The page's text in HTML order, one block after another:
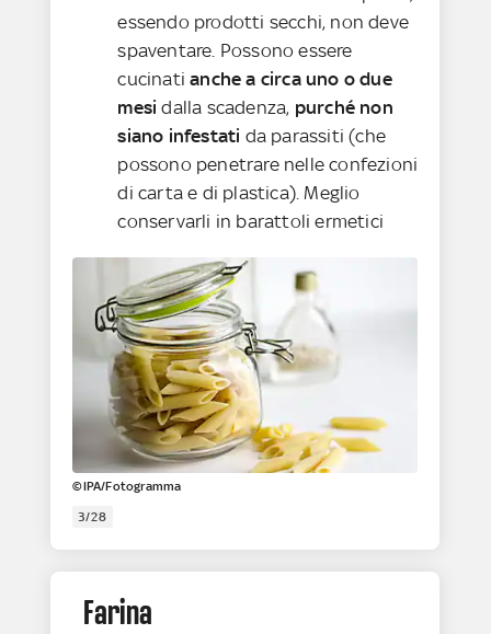
essendo prodotti secchi, non deve
spaventare. Possono essere
cucinatianche a circa uno o due
mesi dalla scadenza, purché non
siano infestati da parassiti (che
possono penetrare nelle confezioni
di carta e di plastica). Meglio
conservarli in barattoli ermetici
©IPA/Fotogramma
3/28
Farina